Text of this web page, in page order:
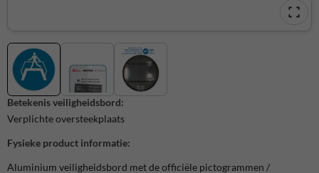
Betekenis veiligheidsbord:
Verplichte oversteekplaats
Fysieke product informatie:
Aluminium veiligheidsbord met de officiële pictogrammen /